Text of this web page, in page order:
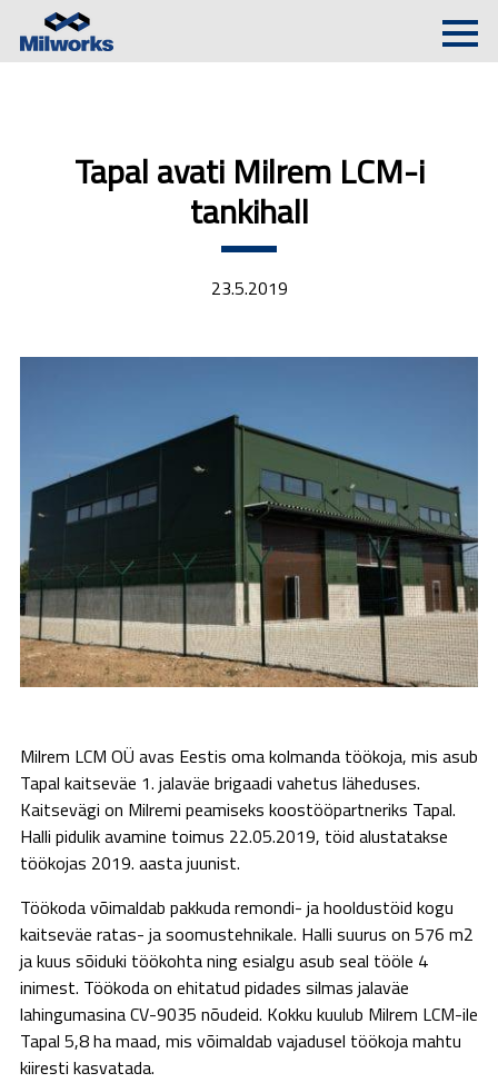
Tapal avati Milrem LCM-i
tankihall
23.5.2019
Milrem LCM OÜ avas Eestis oma kolmanda töökoja, mis asub
Tapal kaitseväe 1. jalaväe brigaadi vahetus läheduses.
Kaitsevägi on Milremi peamiseks koostööpartneriks Tapal.
Halli pidulik avamine toimus 22.05.2019, töid alustatakse
töökojas 2019. aasta juunist.
Töökoda võimaldab pakkuda remondi- ja hooldustöid kogu
kaitseväe ratas- ja soomustehnikale. Halli suurus on 576 m2
ja kuus sõiduki töökohta ning esialgu asub seal tööle 4
inimest. Töökoda on ehitatud pidades silmas jalaväe
lahingumasina CV-9035 nõudeid. Kokku kuulub Milrem LCM-ile
Tapal 5,8 ha maad, mis võimaldab vajadusel töökoja mahtu
kiiresti kasvatada.